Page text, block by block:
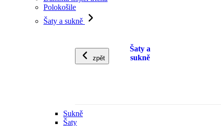
Polokošile
Šaty a sukně
zpět
Šaty a
sukně
Sukně
Šaty